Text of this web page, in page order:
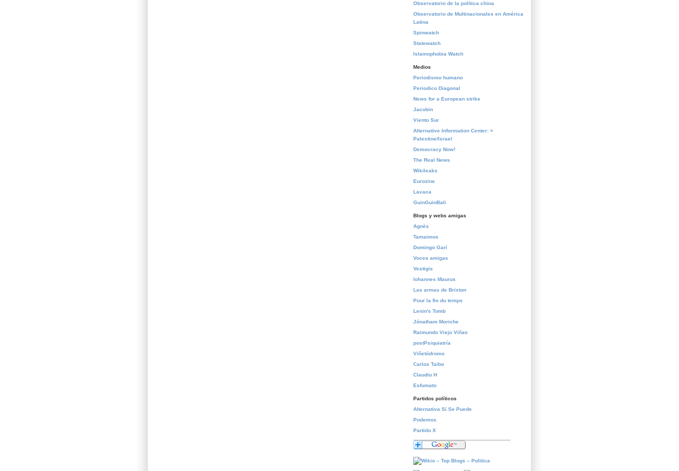
Observatorio de la política china
Observatorio de Multinacionales en América
Latina
Spinwatch
Statewatch
Islamophobia Watch
Medios
Periodismo humano
Periodico Diagonal
News for a European strike
Jacobin
Viento Sur
Alternative Information Center: >
Palestine/Israel
Democracy Now!
The Real News
Wikileaks
Eurozine
Lavaca
GuinGuinBali
Blogs y webs amigas
Agnès
Tamaimos
Domingo Garí
Voces amigas
Vestigis
Iohannes Maurus
Las armas de Brixton
Pour la fin du temps
Lenin's Tomb
Jónatham Moriche
Raimundo Viejo Viñas
postPsiquiatría
Viñetódromo
Carlos Taibo
Claudio H
Esfumato
Partidos políticos
Alternativa Sí Se Puede
Podemos
Partido X